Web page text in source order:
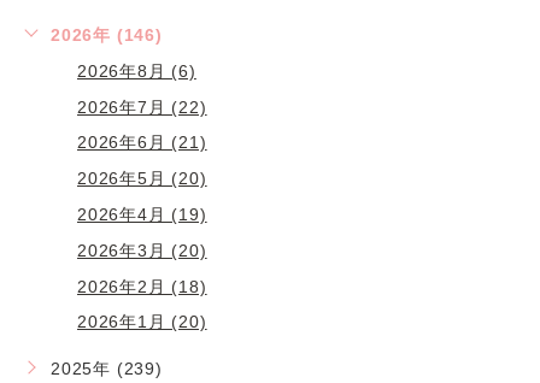
2026年 (146)
2026年8月 (6)
2026年7月 (22)
2026年6月 (21)
2026年5月 (20)
2026年4月 (19)
2026年3月 (20)
2026年2月 (18)
2026年1月 (20)
2025年 (239)